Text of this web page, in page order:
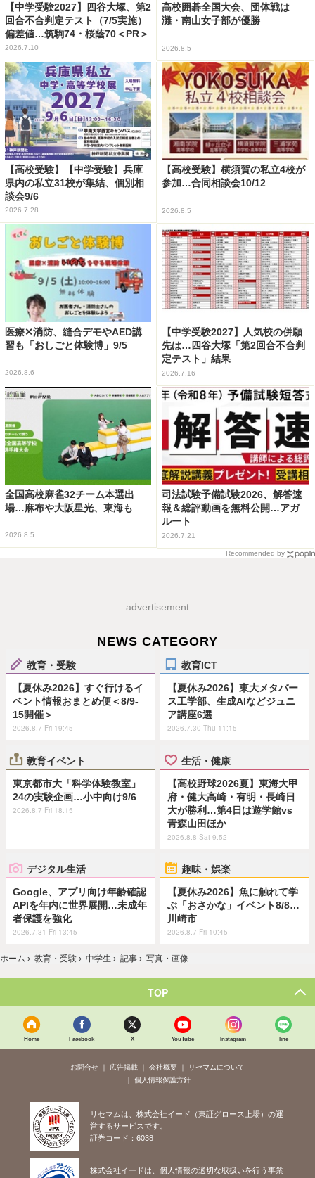
【中学受験2027】四谷大塚、第2
回合不合判定テスト（7/5実施）
偏差値…筑駒74・桜蔭70＜PR＞
2026.7.10
高校囲碁全国大会、団体戦は
灘・南山女子部が優勝
2026.8.5
【高校受験】【中学受験】兵庫
県内の私立31校が集結、個別相
談会9/6
2026.7.28
【高校受験】横須賀の私立4校が
参加…合同相談会10/12
2026.8.5
医療✕消防、縫合デモやAED講
習も「おしごと体験博」9/5
2026.8.6
【中学受験2027】人気校の併願
先は…四谷大塚「第2回合不合判
定テスト」結果
2026.7.16
全国高校麻雀32チーム本選出
場…麻布や大阪星光、東海も
2026.8.5
司法試験予備試験2026、解答速
報＆総評動画を無料公開…アガ
ルート
2026.7.21
Recommended by
advertisement
NEWS CATEGORY
教育・受験
【夏休み2026】すぐ行けるイ
ベント情報おまとめ便＜8/9-
15開催＞
2026.8.7 Fri 19:45
教育ICT
【夏休み2026】東大メタバー
ス工学部、生成AIなどジュニ
ア講座6選
2026.7.30 Thu 11:15
教育イベント
東京都市大「科学体験教室」
24の実験企画…小中向け9/6
2026.8.7 Fri 18:15
生活・健康
【高校野球2026夏】東海大甲
府・健大高崎・有明・長崎日
大が勝利…第4日は遊学館vs
青森山田ほか
2026.8.8 Sat 9:52
デジタル生活
Google、アプリ向け年齢確認
APIを年内に世界展開…未成年
者保護を強化
2026.7.31 Fri 13:45
趣味・娯楽
【夏休み2026】魚に触れて学
ぶ「おさかな」イベント8/8…
川崎市
2026.8.7 Fri 10:45
ホーム › 教育・受験 › 中学生 › 記事 › 写真・画像
TOP
Home Facebook X YouTube Instagram line
お問合せ 広告掲載 会社概要
リセマムについて
個人情報保護方針
リセマムは、株式会社イード（東証グロース上場）の運
営するサービスです。
証券コード：6038
株式会社イードは、個人情報の適切な取扱いを行う事業